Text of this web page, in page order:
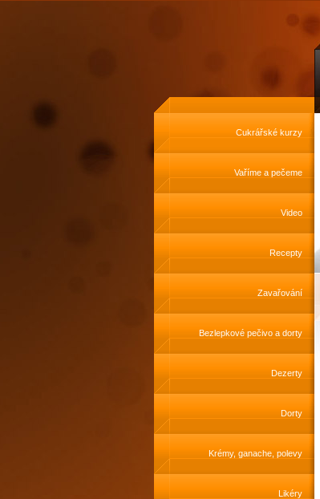
Cukrářské kurzy
Vaříme a pečeme
Video
Recepty
Zavařování
Bezlepkové pečivo a dorty
Dezerty
Dorty
Krémy, ganache, polevy
Likéry